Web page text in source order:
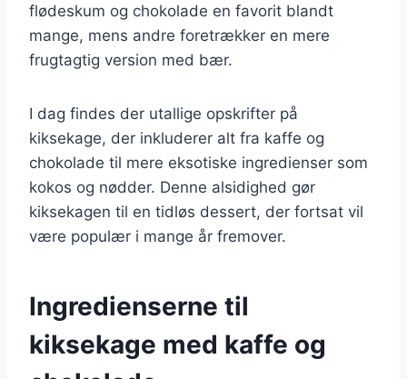
flødeskum og chokolade en favorit blandt
mange, mens andre foretrækker en mere
frugtagtig version med bær.
I dag findes der utallige opskrifter på
kiksekage, der inkluderer alt fra kaffe og
chokolade til mere eksotiske ingredienser som
kokos og nødder. Denne alsidighed gør
kiksekagen til en tidløs dessert, der fortsat vil
være populær i mange år fremover.
Ingredienserne til
kiksekage med kaffe og